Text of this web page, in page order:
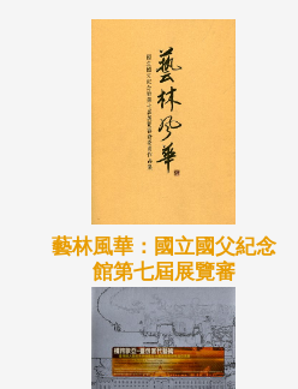
藝林風華：國立國父紀念
館第七屆展覽審